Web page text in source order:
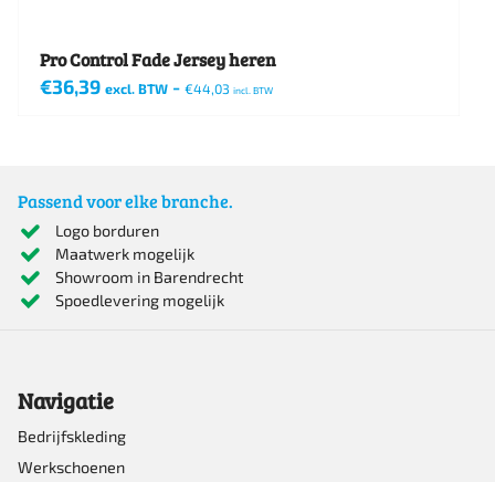
Pro Control Fade Jersey heren
€36,39 excl. BTW - €44,03 incl. BTW
meerdere
variaties.
Deze
gekozen
worden
op
Passend voor elke branche.
Logo borduren
Maatwerk mogelijk
Showroom in Barendrecht
Spoedlevering mogelijk
Navigatie
Bedrijfskleding
Werkschoenen